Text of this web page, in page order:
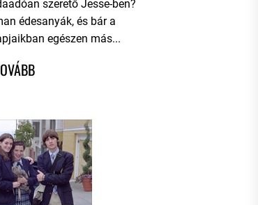
szerető Jesse-ben?
édesanyák, és bár a
egészen más...